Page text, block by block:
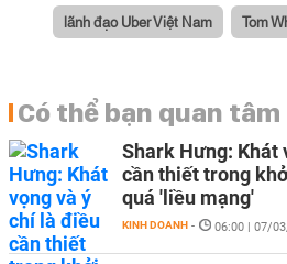
lãnh đạo Uber Việt Nam Tom
Có thể bạn quan tâm
Shark Hưng: Khát
cần thiết trong
quá 'liều mạng'
KINH DOANH - 06:00 | 07/